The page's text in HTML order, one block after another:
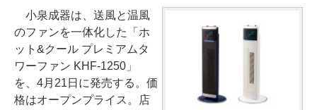
小泉成器は、送風と温風
のファンを一体化した「ホ
ット&クール プレミアムタ
ワーファン KHF-1250」
を、4月21日に発売する。価
格はオープンプライス。店